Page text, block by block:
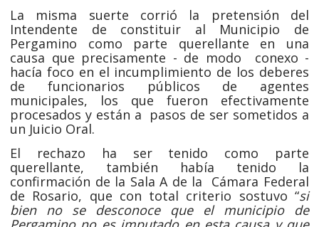
La misma suerte corrió la pretensión del
Intendente de constituir al Municipio de
Pergamino como parte querellante en una
causa que precisamente - de modo conexo -
hacía foco en el incumplimiento de los deberes
de funcionarios públicos de agentes
municipales, los que fueron efectivamente
procesados y están a pasos de ser sometidos a
un Juicio Oral.
El rechazo ha ser tenido como parte
querellante, también había tenido la
confirmación de la Sala A de la Cámara Federal
de Rosario, que con total criterio sostuvo “si
bien no se desconoce que el municipio de